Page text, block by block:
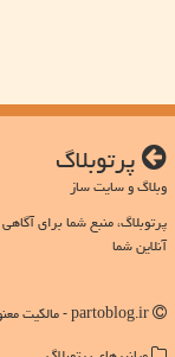
پرتوبلاگ
وبلاگ و سایت ساز
پرتوبلاگ، منبع شما برای
آنلاین شما